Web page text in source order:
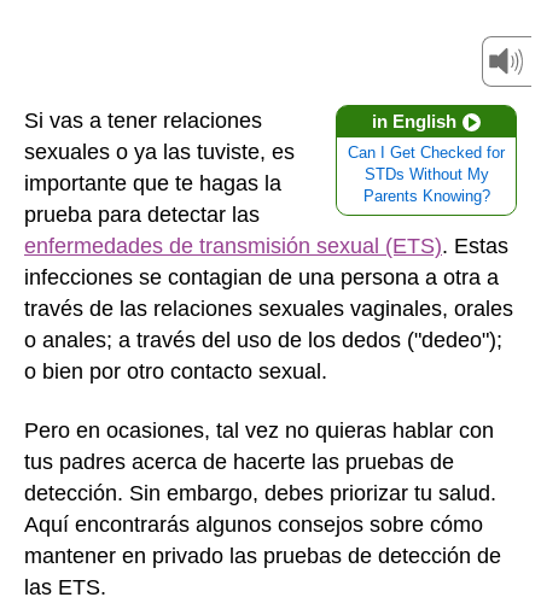
in English
Can I Get Checked for
STDs Without My
Parents Knowing?
Si vas a tener relaciones
sexuales o ya las tuviste, es
importante que te hagas la
prueba para detectar las
enfermedades de transmisión sexual (ETS). Estas
infecciones se contagian de una persona a otra a
través de las relaciones sexuales vaginales, orales
o anales; a través del uso de los dedos ("dedeo");
o bien por otro contacto sexual.
Pero en ocasiones, tal vez no quieras hablar con
tus padres acerca de hacerte las pruebas de
detección. Sin embargo, debes priorizar tu salud.
Aquí encontrarás algunos consejos sobre cómo
mantener en privado las pruebas de detección de
las ETS.